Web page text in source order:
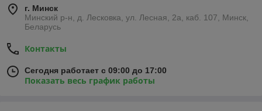
г. Минск
Минский р-н, д. Лесковка, ул. Лесная, 2а, каб. 107, Минск,
Беларусь
Контакты
Сегодня работает с 09:00 до 17:00
Показать весь график работы